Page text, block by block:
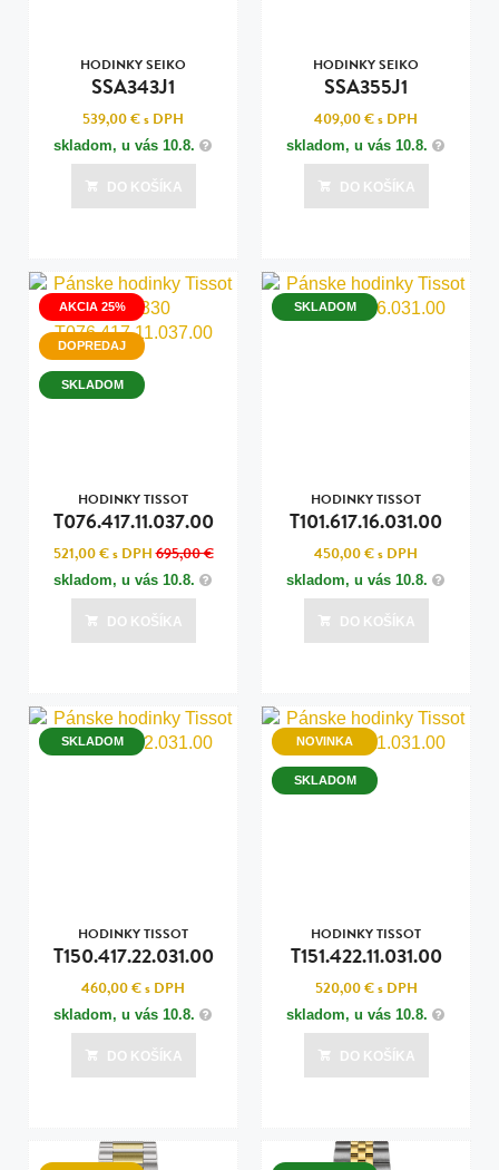
HODINKY SEIKO
SSA343J1
539,00 €s DPH
skladom, u vás 10.8.
DO KOŠÍKA
HODINKY SEIKO
SSA355J1
409,00 €s DPH
skladom, u vás 10.8.
DO KOŠÍKA
AKCIA 25%
DOPREDAJ
SKLADOM
HODINKY TISSOT
T076.417.11.037.00
521,00 €s DPH695,00 €
skladom, u vás 10.8.
DO KOŠÍKA
SKLADOM
HODINKY TISSOT
T101.617.16.031.00
450,00 €s DPH
skladom, u vás 10.8.
DO KOŠÍKA
SKLADOM
HODINKY TISSOT
T150.417.22.031.00
460,00 €s DPH
skladom, u vás 10.8.
DO KOŠÍKA
NOVINKA
SKLADOM
HODINKY TISSOT
T151.422.11.031.00
520,00 €s DPH
skladom, u vás 10.8.
DO KOŠÍKA